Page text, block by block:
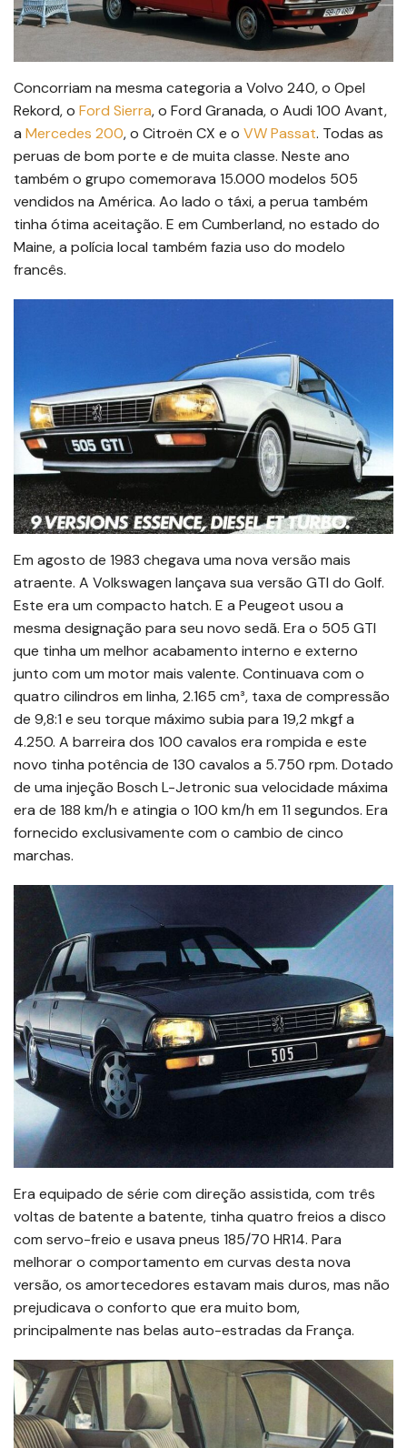
Concorriam na mesma categoria a Volvo 240, o Opel
Rekord, o Ford Sierra, o Ford Granada, o Audi 100 Avant,
a Mercedes 200, o Citroën CX e o VW Passat. Todas as
peruas de bom porte e de muita classe. Neste ano
também o grupo comemorava 15.000 modelos 505
vendidos na América. Ao lado o táxi, a perua também
tinha ótima aceitação. E em Cumberland, no estado do
Maine, a polícia local também fazia uso do modelo
francês.
Em agosto de 1983 chegava uma nova versão mais
atraente. A Volkswagen lançava sua versão GTI do Golf.
Este era um compacto hatch. E a Peugeot usou a
mesma designação para seu novo sedã. Era o 505 GTI
que tinha um melhor acabamento interno e externo
junto com um motor mais valente. Continuava com o
quatro cilindros em linha, 2.165 cm³, taxa de compressão
de 9,8:1 e seu torque máximo subia para 19,2 mkgf a
4.250. A barreira dos 100 cavalos era rompida e este
novo tinha potência de 130 cavalos a 5.750 rpm. Dotado
de uma injeção Bosch L-Jetronic sua velocidade máxima
era de 188 km/h e atingia o 100 km/h em 11 segundos. Era
fornecido exclusivamente com o cambio de cinco
marchas.
Era equipado de série com direção assistida, com três
voltas de batente a batente, tinha quatro freios a disco
com servo-freio e usava pneus 185/70 HR14. Para
melhorar o comportamento em curvas desta nova
versão, os amortecedores estavam mais duros, mas não
prejudicava o conforto que era muito bom,
principalmente nas belas auto-estradas da França.